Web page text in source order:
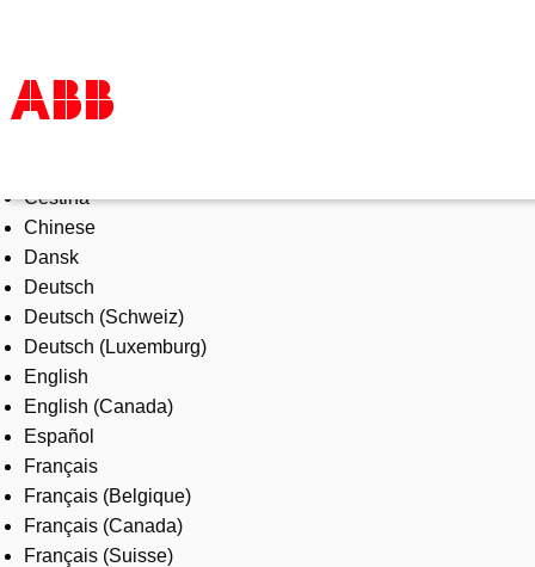
Products & Solutions
Industries
Services
About us
Where to buy
Contact us
Careers
Čeština
Chinese
Dansk
Deutsch
Deutsch (Schweiz)
Deutsch (Luxemburg)
English
English (Canada)
Español
Français
Français (Belgique)
Français (Canada)
Français (Suisse)